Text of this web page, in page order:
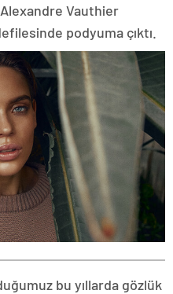
Alexandre Vauthier
podyuma çıktı.
bu yıllarda gözlük